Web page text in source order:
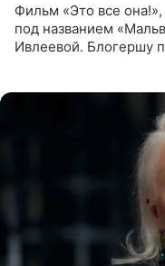
Фильм «Это все
под названием
Ивлеевой. Блогершу